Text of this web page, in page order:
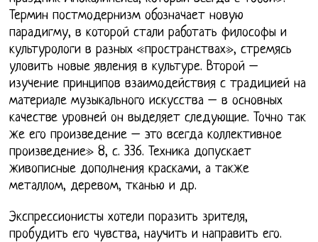
Термин постмодернизм обозначает новую
парадигму, в которой стали работать философы и
культурологи в разных «пространствах», стремясь
уловить новые явления в культуре. Второй –
изучение принципов взаимодействия с традицией на
материале музыкального искусства – в основных
качестве уровней он выделяет следующие. Точно так
же его произведение – это всегда коллективное
произведение» 8, с. 336. Техника допускает
живописные дополнения красками, а также
металлом, деревом, тканью и др.
Экспрессионисты хотели поразить зрителя,
пробудить его чувства, научить и направить его.